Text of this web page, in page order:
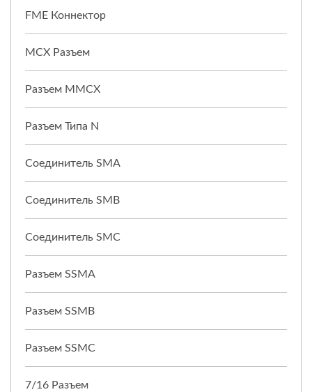
FME Коннектор
MCX Разъем
Разъем MMCX
Разъем Типа N
Соединитель SMA
Соединитель SMB
Соединитель SMC
Разъем SSMA
Разъем SSMB
Разъем SSMC
7/16 Разъем